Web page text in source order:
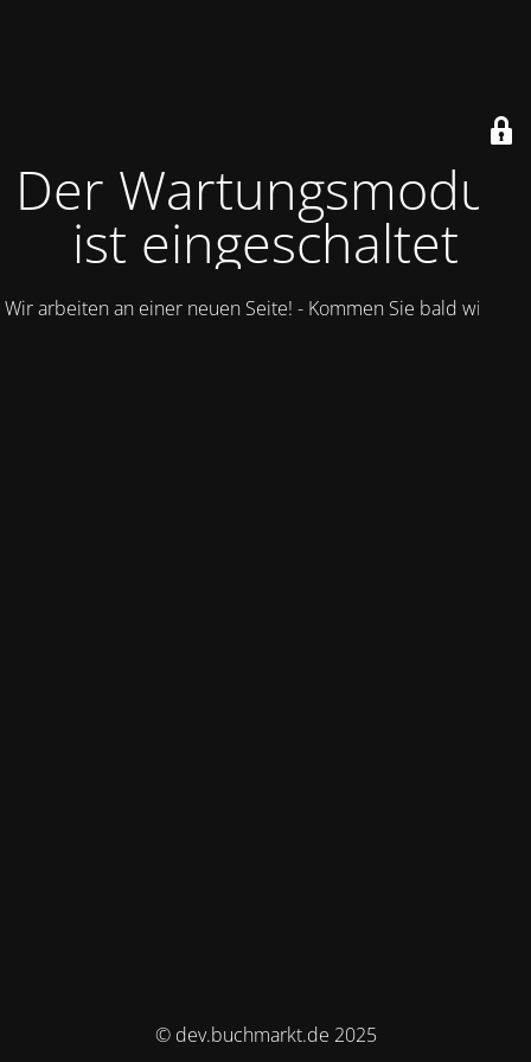
Der Wartungsmodus
ist eingeschaltet
Wir arbeiten an einer neuen Seite! - Kommen Sie bald wieder.
© dev.buchmarkt.de 2025